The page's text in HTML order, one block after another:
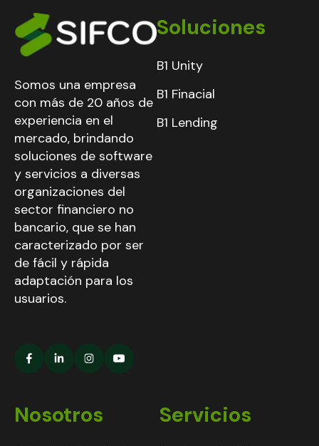
Somos una empresa
con más de 20 años de
experiencia en el
mercado, brindando
soluciones de software
y servicios a diversas
organizaciones del
sector financiero no
bancario, que se han
caracterizado por ser
de fácil y rápida
adaptación para los
usuarios.
Soluciones
B1 Unity
B1 Finacial
B1 Lending
Nosotros Servicios